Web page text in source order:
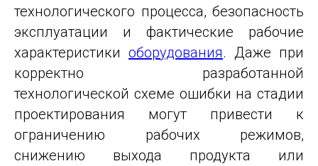
технологического процесса, безопасность
эксплуатации и фактические рабочие
характеристики оборудования. Даже при
корректно разработанной
технологической схеме ошибки на стадии
проектирования могут привести к
ограничению рабочих режимов,
снижению выхода продукта или